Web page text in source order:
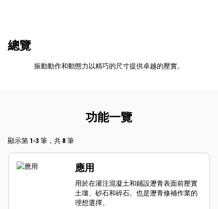
總覽
振動動作和動態力以精巧的尺寸提供卓越的壓實。
功能一覽
顯示第 1-3 筆，共 8 筆
應用
用於在灌注混凝土和鋪設瀝青表面前壓實
土壤、砂石和碎石。也是瀝青修補作業的
理想選擇。